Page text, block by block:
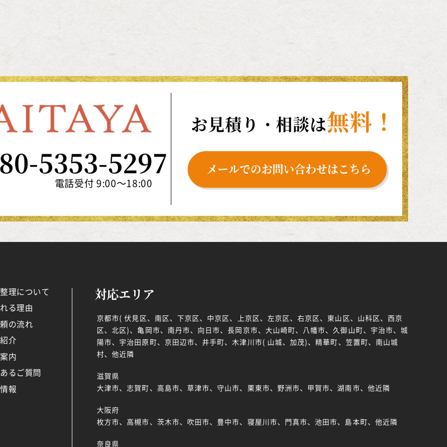
5353-5297
電話受付 9:00～18:00
お見積り・相談は無料！
メールでのお問い合わせはこちら
理について
る理由
の流れ
介
内
るご質問
報
対応エリア
京都市( 伏見区、南区、下京区、中京区、上京区、左京区、右京区、東山区、山科区、西京
区、北区)、亀岡市、南丹市、向日市、長岡京市、大山崎町、八幡市、久御山町、宇治市、城
陽市、宇治田原町、京田辺市、井手町、木津川市( 山城、加茂)、精華町、笠置町、南山城
村、他近隣
滋賀県
大津市、志賀町、高島市、草津市、守山市、栗東市、野洲市、甲賀市、湖南市、他近隣
大阪府
枚方市、高槻市、茨木市、吹田市、豊中市、寝屋川市、門真市、池田市、島本町、他近隣
奈良県